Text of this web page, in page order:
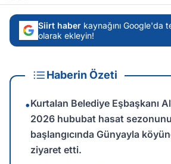
Siirt haber kaynağını Google'da
olarak ekleyin!
Haberin Özeti
•Kurtalan Belediye Eşbaşkanı
2026 hububat hasat
başlangıcında Günyayla
ziyaret etti.